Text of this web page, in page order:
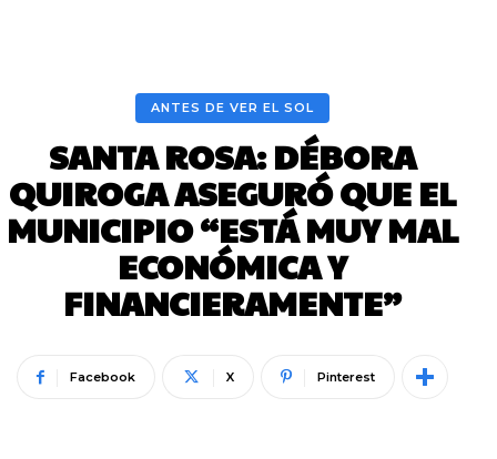
ANTES DE VER EL SOL
SANTA ROSA: DÉBORA
QUIROGA ASEGURÓ QUE EL
MUNICIPIO “ESTÁ MUY MAL
ECONÓMICA Y
FINANCIERAMENTE”
Facebook X Pinterest